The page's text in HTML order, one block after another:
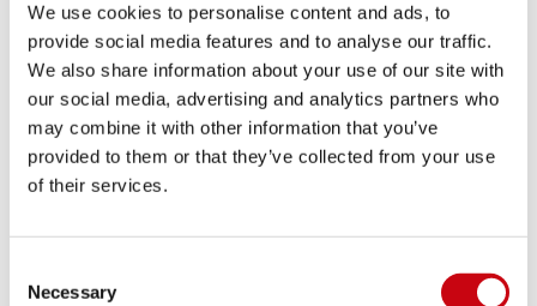
We use cookies to personalise content and ads, to
provide social media features and to analyse our traffic.
We also share information about your use of our site with
our social media, advertising and analytics partners who
may combine it with other information that you’ve
provided to them or that they’ve collected from your use
of their services.
Selection
Necessary